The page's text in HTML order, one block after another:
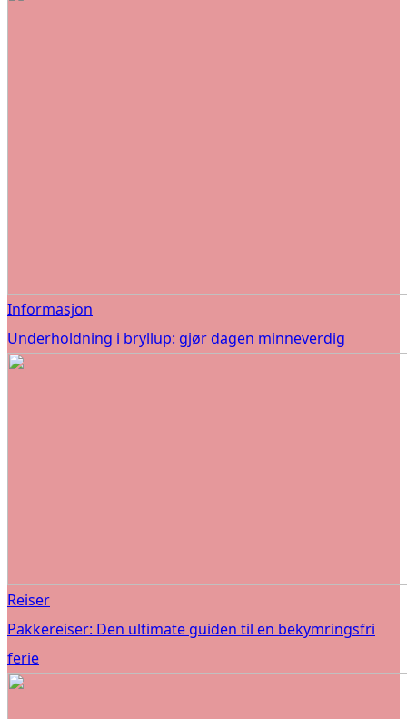
Informasjon
Underholdning i bryllup: gjør dagen minneverdig
Reiser
Pakkereiser: Den ultimate guiden til en bekymringsfri
ferie